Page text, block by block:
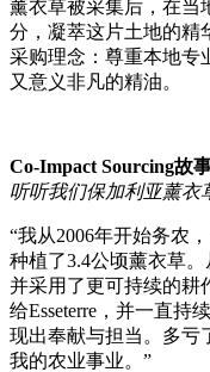
薰衣草被采集后，在当
分，凝萃这片土地的精
采购理念：尊重本地专
又意义非凡的精油。
Co-Impact Sourcing故
听听我们保加利亚薰衣
“我从2006年开始务农
种植了3.4公顷薰衣草
并采用了更可持续的耕
给Esseterre，并一直持
现出奉献与担当。多亏
我的农业事业。”